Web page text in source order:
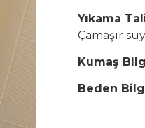
Yıkama
Çamaşır
Kumaş
Beden